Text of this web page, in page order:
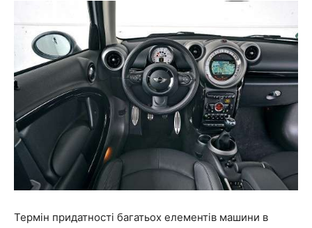
Термін придатності багатьох елементів машини в